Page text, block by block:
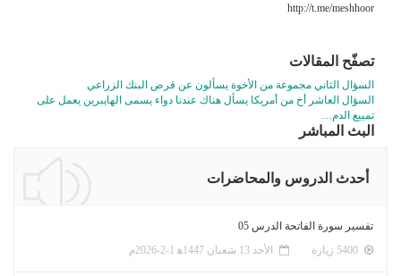
http://t.me/meshhoor
تصفّح المقالات
السؤال الثاني مجموعة من الأخوة يسألون عن قرض البنك الزراعي
السؤال العاشر أخ من أمريكا يسأل هناك عندنا دواء يسمى الهايبرين يعمل على
تمييع الدم…
البث المباشر
أحدث الدروس والمحاضرات
تفسير سورة الفاتحة الدرس 05
الأحد 13 شعبان 1447ﻫ 1-2-2026م